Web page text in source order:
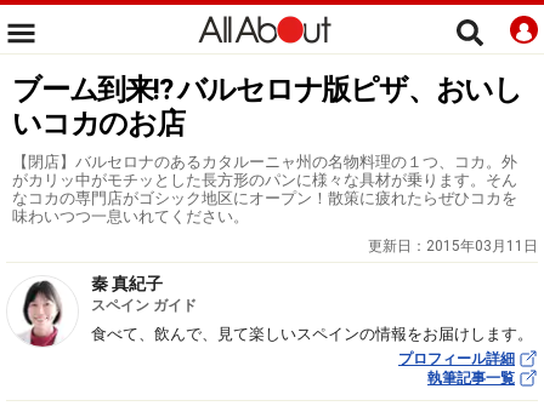
ブーム到来!? バルセロナ版ピザ、おいし
いコカのお店
【閉店】バルセロナのあるカタルーニャ州の名物料理の１つ、コカ。外
がカリッ中がモチッとした長方形のパンに様々な具材が乗ります。そん
なコカの専門店がゴシック地区にオープン！散策に疲れたらぜひコカを
味わいつつ一息いれてください。
更新日： 2015年03月11日
秦 真紀子
スペイン ガイド
食べて、飲んで、見て楽しいスペインの情報をお届けします。
プロフィール詳細
執筆記事一覧